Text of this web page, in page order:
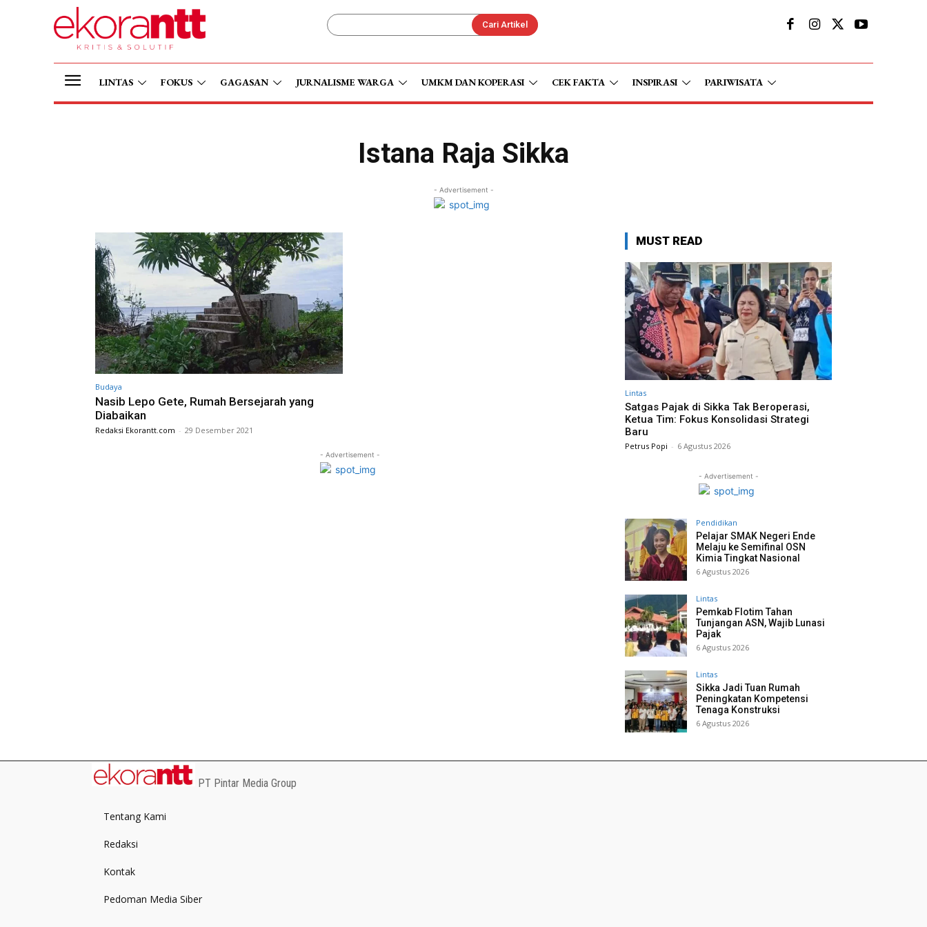
Cari Artikel
LINTAS FOKUS GAGASAN JURNALISME WARGA UMKM DAN KOPERASI CEK FAKTA INSPIRASI PARIWISATA
Istana Raja Sikka
- Advertisement -
Budaya
Nasib Lepo Gete, Rumah Bersejarah yang
Diabaikan
Redaksi Ekorantt.com - 29 Desember 2021
- Advertisement -
MUST READ
Lintas
Satgas Pajak di Sikka Tak Beroperasi,
Ketua Tim: Fokus Konsolidasi Strategi
Baru
Petrus Popi - 6 Agustus 2026
- Advertisement -
Pendidikan
Pelajar SMAK Negeri Ende
Melaju ke Semifinal OSN
Kimia Tingkat Nasional
6 Agustus 2026
Lintas
Pemkab Flotim Tahan
Tunjangan ASN, Wajib Lunasi
Pajak
6 Agustus 2026
Lintas
Sikka Jadi Tuan Rumah
Peningkatan Kompetensi
Tenaga Konstruksi
6 Agustus 2026
PT Pintar Media Group
Tentang Kami
Redaksi
Kontak
Pedoman Media Siber